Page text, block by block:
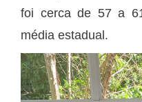
foi cerca de 57 a
média estadual.